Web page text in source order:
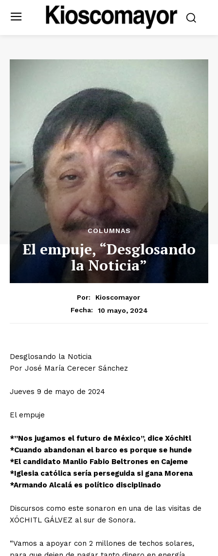
COLUMNAS
El empuje, “Desglosando
la Noticia”
Por:
Kioscomayor
Fecha:
10 mayo, 2024
Desglosando la Noticia
Por José María Cerecer Sánchez
Jueves 9 de mayo de 2024
El empuje
*”Nos jugamos el futuro de México”, dice Xóchitl
*Cuando abandonan el barco es porque se hunde
*El candidato Manlio Fabio Beltrones en Cajeme
*Iglesia católica sería perseguida si gana Morena
*Armando Alcalá es político disciplinado
Discursos como este sonaron en una de las visitas de
XÓCHITL GÁLVEZ al sur de Sonora.
“Vamos a apoyar con 2 millones de techos solares,